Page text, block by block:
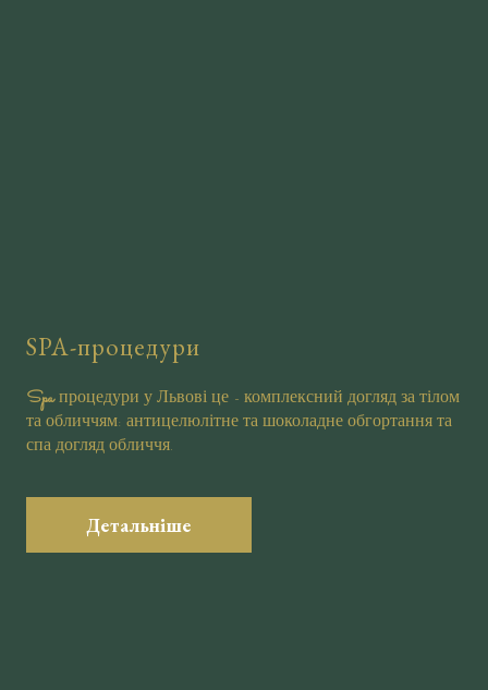
SPA-процедури
Spaпроцедури у Львові це - комплексний догляд за тілом
та обличчям: антицелюлітне та шоколадне обгортання та
спа догляд обличчя.
Детальніше